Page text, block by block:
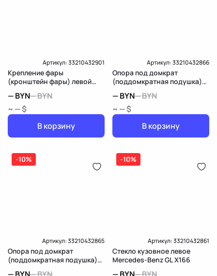
Артикул:33210432901
Крепление фары
(кронштейн фары) левой
—BYN—BYN
~ — $
В корзину
Артикул:33210432866
Опора под домкрат
(поддомкратная подушка)
X166
—BYN—BYN
~ — $
В корзину
-10%
Артикул:33210432865
Опора под домкрат
(поддомкратная подушка)
-10%
Артикул:33210432861
Стекло кузовное левое
Mercedes-Benz GL X166